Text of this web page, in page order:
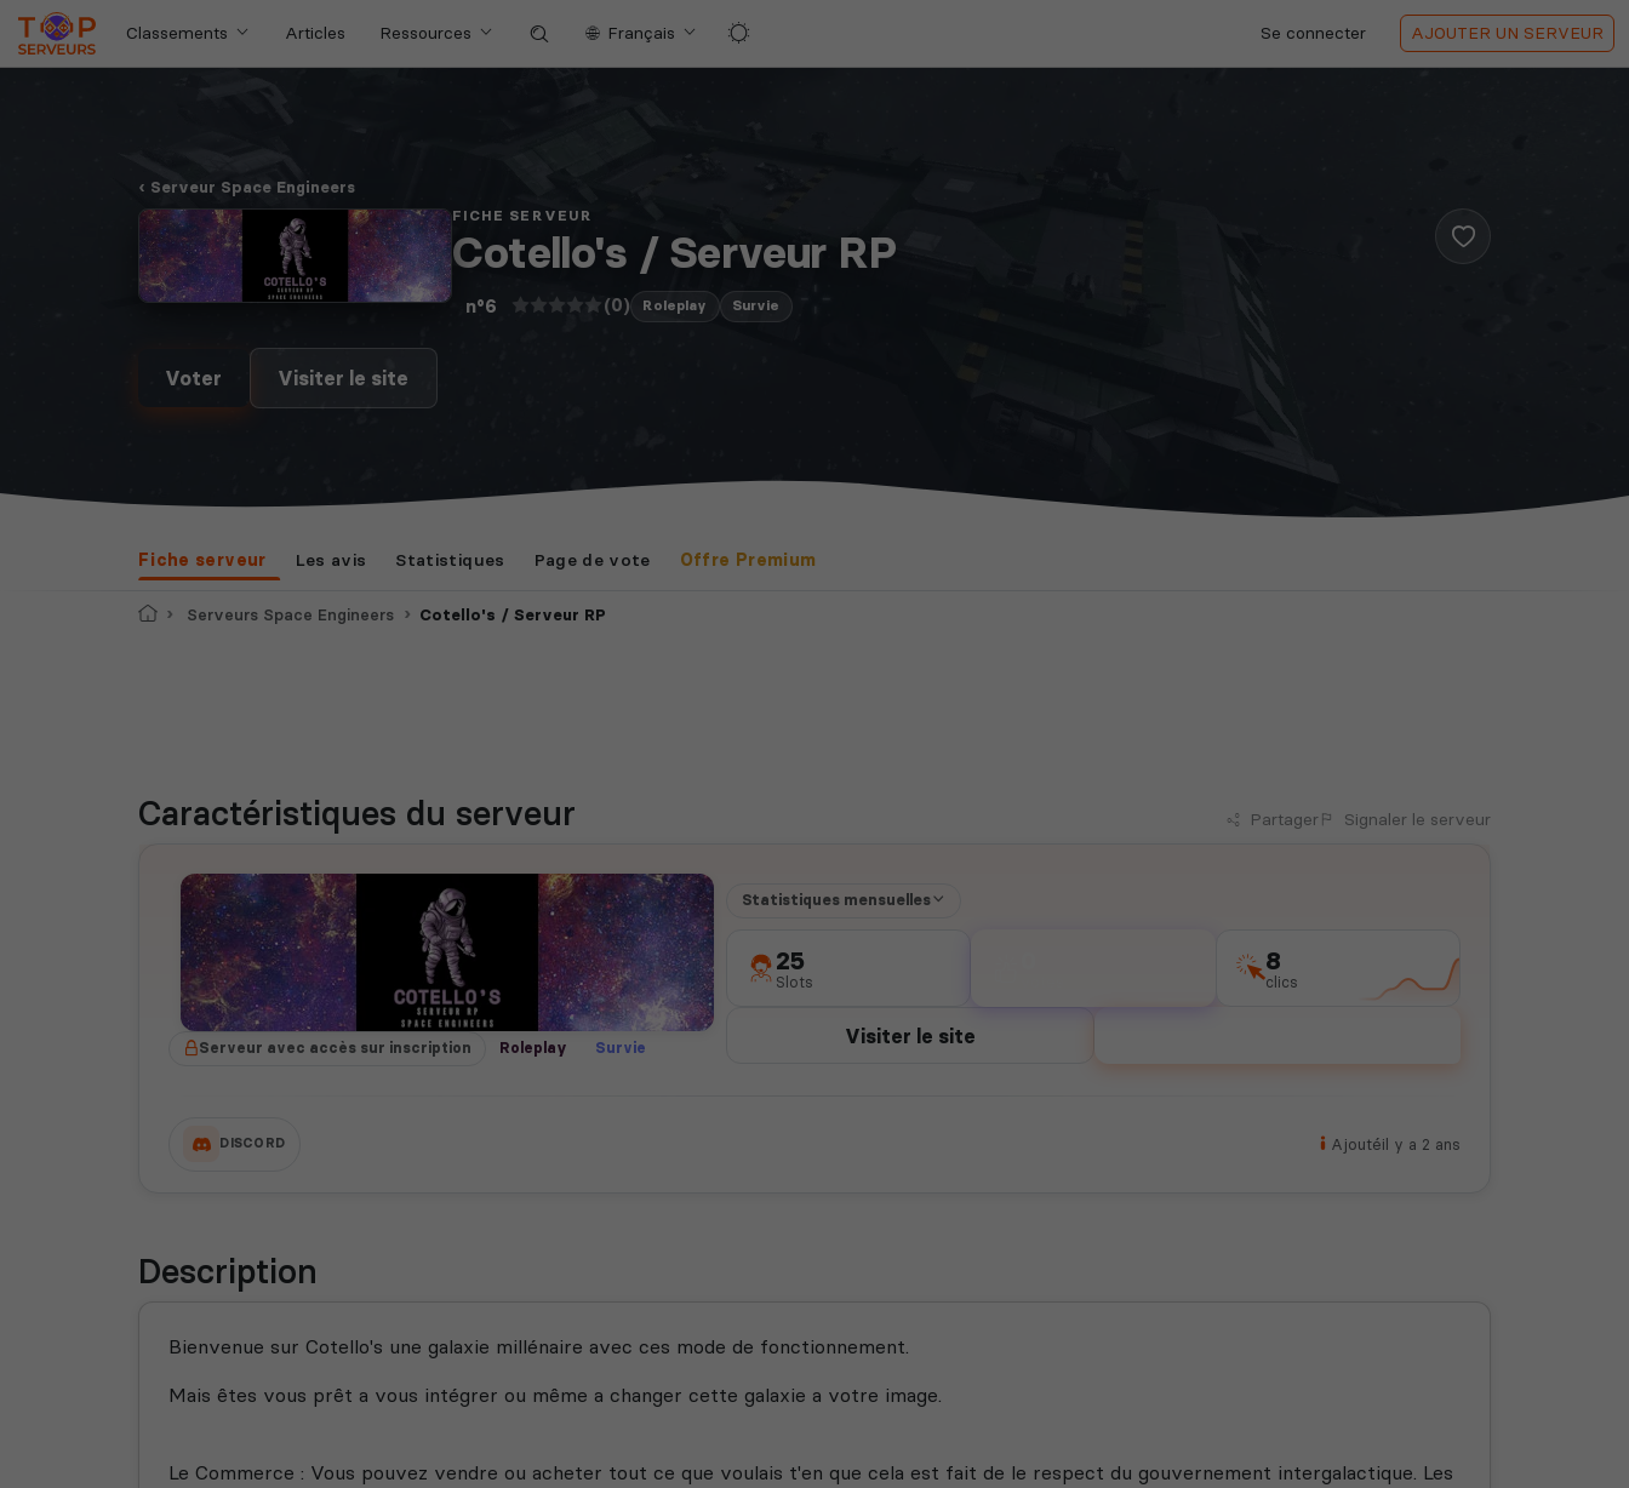
Classements Articles Ressources Français Se connecter AJOUTER UN SERVEUR
Serveur Space Engineers
FICHE SERVEUR
Cotello's / Serveur RP
n°6 (0) Roleplay Survie
Voter Visiter le site
Fiche serveur Les avis Statistiques Page de vote Offre Premium
AccueilServeurs Space Engineers Cotello's / Serveur RP
Caractéristiques du serveur Partager Signaler le serveur
Serveur avec accès sur inscription Roleplay Survie
Statistiques mensuelles
25
Slots
8
clics
Visiter le site
DISCORD Ajoutéil y a 2 ans
Description
Bienvenue sur Cotello's une galaxie millénaire avec ces mode de fonctionnement.
Mais êtes vous prêt a vous intégrer ou même a changer cette galaxie a votre image.
Le Commerce : Vous pouvez vendre ou acheter tout ce que voulais t'en que cela est fait de le respect du gouvernement intergalactique. Les